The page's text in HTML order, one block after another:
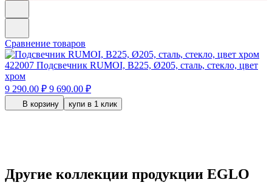
Сравнение товаров
422007 Подсвечник RUMOI, B225, Ø205, сталь, стекло, цвет
хром
9 290.00 ₽ 9 690.00 ₽
В корзину купи в 1 клик
Другие коллекции продукции EGLO